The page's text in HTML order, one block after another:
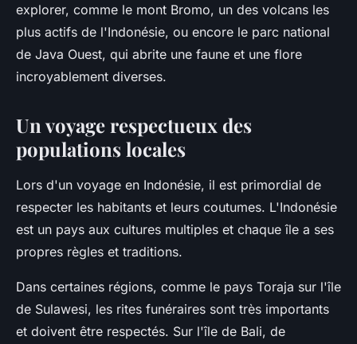
explorer, comme le mont Bromo, un des volcans les
plus actifs de l'Indonésie, ou encore le parc national
de Java Ouest, qui abrite une faune et une flore
incroyablement diverses.
Un voyage respectueux des
populations locales
Lors d'un voyage en Indonésie, il est primordial de
respecter les habitants et leurs coutumes. L'Indonésie
est un pays aux cultures multiples et chaque île a ses
propres règles et traditions.
Dans certaines régions, comme le pays Toraja sur l'île
de Sulawesi, les rites funéraires sont très importants
et doivent être respectés. Sur l'île de Bali, de